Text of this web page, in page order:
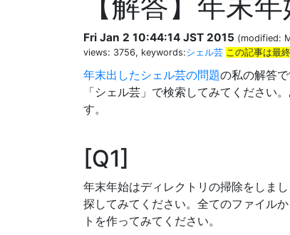
Fri Jan 2 10:44:14 JST 2015 (modified:
views: 3756, keywords:シェル芸 この記事は最
年末出したシェル芸の問題の私の解答
「シェル芸」で検索してみてください
す。
Q1
年末年始はディレクトリの掃除をしま
探してみてください。全てのファイル
トを作ってみてください。